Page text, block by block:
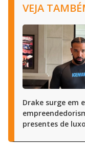
VEJA
Drake surge em
presentes de luxo